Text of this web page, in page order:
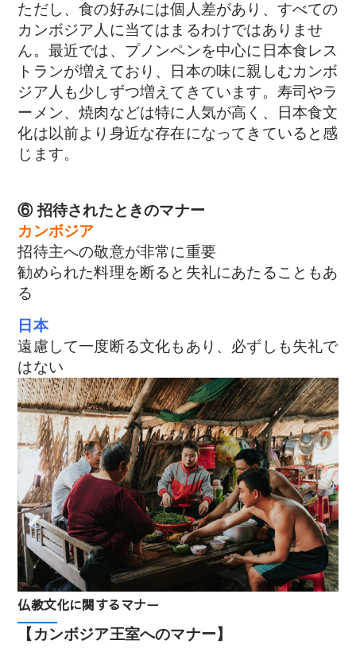
ただし、食の好みには個人差があり、すべての
カンボジア人に当てはまるわけではありませ
ん。最近では、プノンペンを中心に日本食レス
トランが増えており、日本の味に親しむカンボ
ジア人も少しずつ増えてきています。寿司やラ
ーメン、焼肉などは特に人気が高く、日本食文
化は以前より身近な存在になってきていると感
じます。
⑥ 招待されたときのマナー
カンボジア
招待主への敬意が非常に重要
勧められた料理を断ると失礼にあたることもあ
る
日本
遠慮して一度断る文化もあり、必ずしも失礼で
はない
仏教文化に関するマナー
【 カンボジア王室へのマナー】